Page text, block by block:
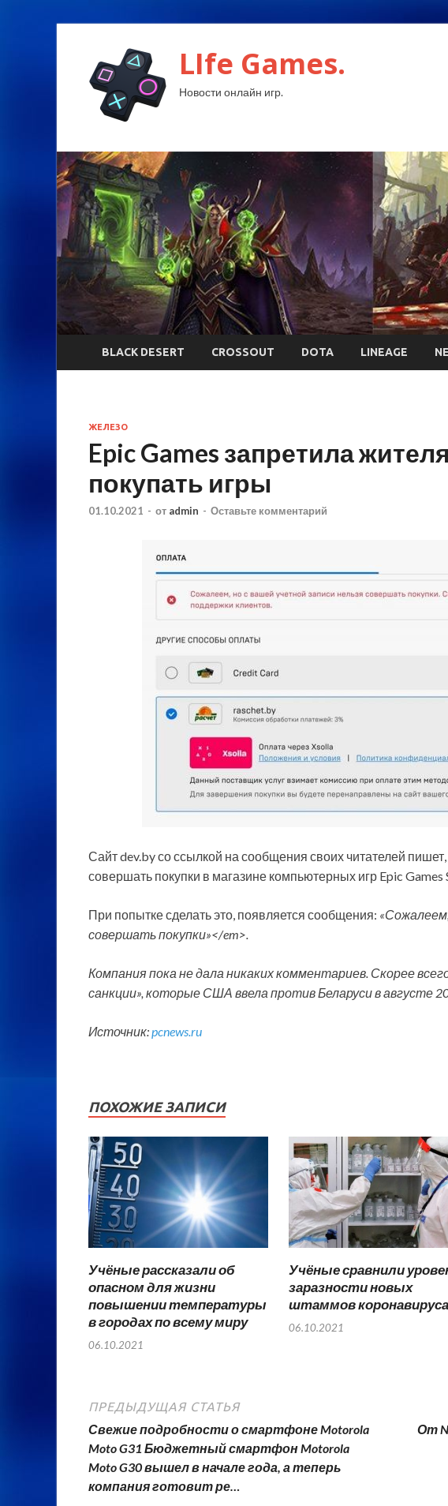
LIfe Games.
Новости онлайн игр.
BLACK DESERT CROSSOUT DOTA LINEAGE
ЖЕЛЕЗО
Epic Games запретила
покупать игры
01.10.2021 - от admin - Оставьте комментарий
Сайт dev.by со ссылкой на сообщения своих читателей
совершать покупки в магазине компьютерных игр Epic Games
При попытке сделать это, появляется сообщения:
совершать покупки»</em>.
Компания пока не дала никаких комментариев. Скорее
санкции», которые США ввела против Беларуси в августе
Источник:pcnews.ru
ПОХОЖИЕ ЗАПИСИ
Учёные рассказали об
опасном для жизни
повышении температуры
в городах по всему миру
06.10.2021
Учёные сравнили
заразности новых
штаммов коронавируса
06.10.2021
ПРЕДЫДУЩАЯ СТАТЬЯ
Свежие подробности о смартфоне Motorola
Moto G31 Бюджетный смартфон Motorola
Moto G30 вышел в начале года, а теперь
компания готовит ре…
От